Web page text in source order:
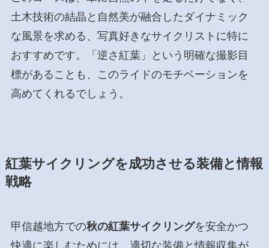
土木技術の結晶と自然美が融合したダイナミック
な風景を求める、写真好きなサイクリストに特に
おすすめです。「逆さ紅葉」という明確な撮影目
標があることも、このライドのモチベーションを
高めてくれるでしょう。
紅葉サイクリングを成功させる装備と情報
戦略
甲信越地方での秋の紅葉サイクリングを安全かつ
快適に楽しむためには、適切な装備と情報収集が